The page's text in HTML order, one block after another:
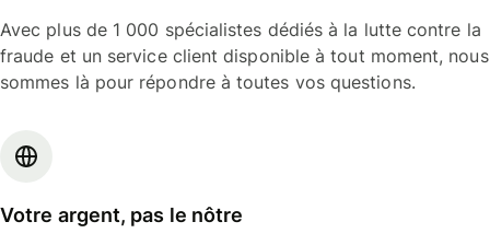
Avec plus de 1 000 spécialistes dédiés à la lutte contre la
fraude et un service client disponible à tout moment, nous
sommes là pour répondre à toutes vos questions.
Votre argent, pas le nôtre